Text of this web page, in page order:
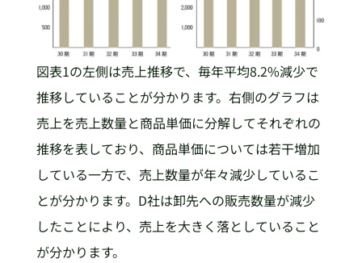
図表1の左側は売上推移で、毎年平均8.2%減少で
推移していることが分かります。右側のグラフは
売上を売上数量と商品単価に分解してそれぞれの
推移を表しており、商品単価については若干増加
している一方で、売上数量が年々減少しているこ
とが分かります。D社は卸先への販売数量が減少
したことにより、売上を大きく落としていること
が分かります。